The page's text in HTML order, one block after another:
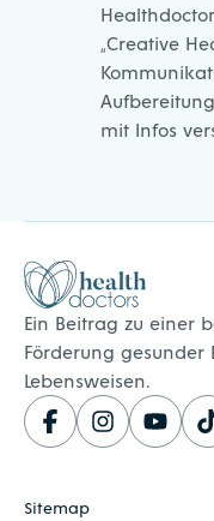
„Creative
mit Infos
Healthdoctors
Ein Beitrag zu einer
Förderung gesunder
Lebensweisen.
Sitemap